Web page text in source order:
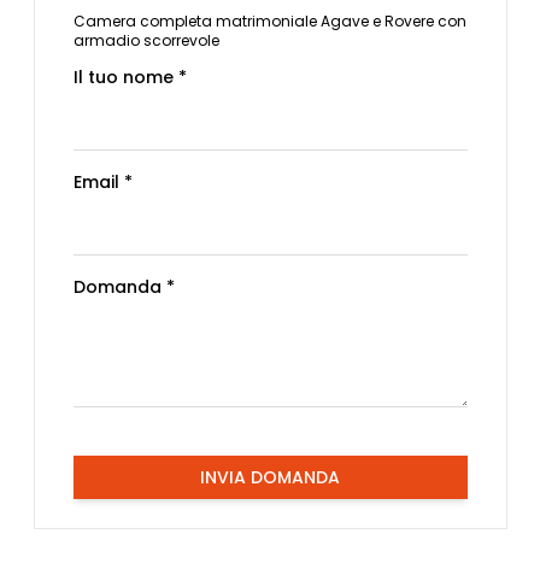
Camera completa matrimoniale Agave e Rovere con
armadio scorrevole
Il tuo nome *
Email *
Domanda *
INVIA DOMANDA